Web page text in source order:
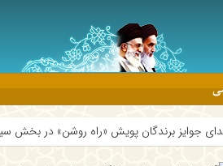
روشن» در بخش سیمکان برگزار شد.👇